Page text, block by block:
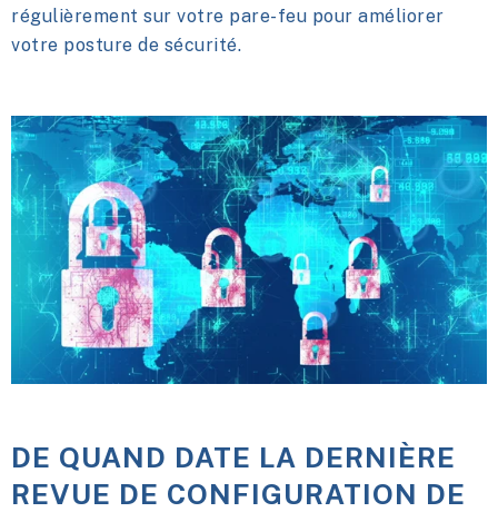
régulièrement sur votre pare-feu pour améliorer
votre posture de sécurité.
DE QUAND DATE LA DERNIÈRE
REVUE DE CONFIGURATION DE